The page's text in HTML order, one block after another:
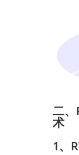
二、
术
1、